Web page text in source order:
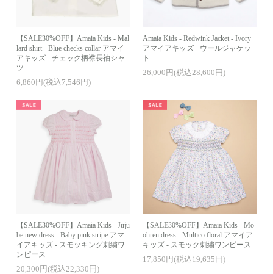
【SALE30%OFF】Amaia Kids - Mal
lard shirt - Blue checks collar アマイ
アキッズ - チェック柄襟長袖シャ
ツ
6,860円(税込7,546円)
Amaia Kids - Redwink Jacket - Ivory
アマイアキッズ - ウールジャケッ
ト
26,000円(税込28,600円)
【SALE30%OFF】Amaia Kids - Juju
be new dress - Baby pink stripe アマ
イアキッズ - スモッキング刺繍ワ
ンピース
20,300円(税込22,330円)
【SALE30%OFF】Amaia Kids - Mo
ohren dress - Multico floral アマイア
キッズ - スモック刺繍ワンピース
17,850円(税込19,635円)